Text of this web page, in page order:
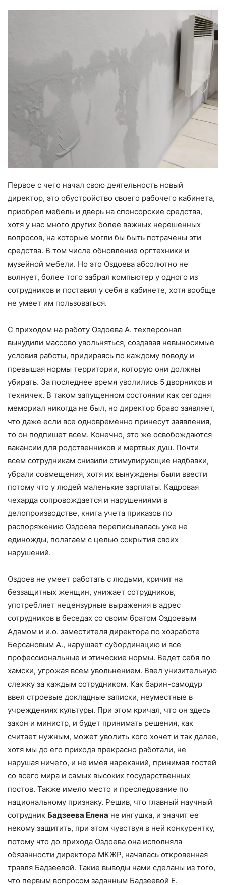
Первое с чего начал свою деятельность новый
директор, это обустройство своего рабочего кабинета,
приобрел мебель и дверь на спонсорские средства,
хотя у нас много других более важных нерешенных
вопросов, на которые могли бы быть потрачены эти
средства. В том числе обновление оргтехники и
музейной мебели. Но это Оздоева абсолютно не
волнует, более того забрал компьютер у одного из
сотрудников и поставил у себя в кабинете, хотя вообще
не умеет им пользоваться.
С приходом на работу Оздоева А. техперсонал
вынудили массово увольняться, создавая невыносимые
условия работы, придираясь по каждому поводу и
превышая нормы территории, которую они должны
убирать. За последнее время уволились 5 дворников и
техничек. В таком запущенном состоянии как сегодня
мемориал никогда не был, но директор браво заявляет,
что даже если все одновременно принесут заявления,
то он подпишет всем. Конечно, это же освобождаются
вакансии для родственников и мертвых душ. Почти
всем сотрудникам снизили стимулирующие надбавки,
убрали совмещения, хотя их вынуждены были ввести
потому что у людей маленькие зарплаты. Кадровая
чехарда сопровождается и нарушениями в
делопроизводстве, книга учета приказов по
распоряжению Оздоева переписывалась уже не
единожды, полагаем с целью сокрытия своих
нарушений.
Оздоев не умеет работать с людьми, кричит на
беззащитных женщин, унижает сотрудников,
употребляет нецензурные выражения в адрес
сотрудников в беседах со своим братом Оздоевым
Адамом и и.о. заместителя директора по хозработе
Берсановым А., нарушает субординацию и все
профессиональные и этические нормы. Ведет себя по
хамски, угрожая всем увольнением. Ввел унизительную
слежку за каждым сотрудником. Как барин-самодур
ввел строевые докладные записки, неуместные в
учреждениях культуры. При этом кричал, что он здесь
закон и министр, и будет принимать решения, как
считает нужным, может уволить кого хочет и так далее,
хотя мы до его прихода прекрасно работали, не
нарушая ничего, и не имея нареканий, принимая гостей
со всего мира и самых высоких государственных
постов. Также имело место и преследование по
национальному признаку. Решив, что главный научный
сотрудник Бадзеева Елена не ингушка, и значит ее
некому защитить, при этом чувствуя в ней конкурентку,
потому что до прихода Оздоева она исполняла
обязанности директора МКЖР, началась откровенная
травля Бадзеевой. Такие выводы нами сделаны из того,
что первым вопросом заданным Бадзеевой Е.